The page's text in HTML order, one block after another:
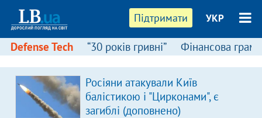
Підтримати УКР
Defense Tech “30 років гривні” Фінансова
Росіяни атакували Київ
балістикою і "Цирконами", є
загиблі (доповнено)